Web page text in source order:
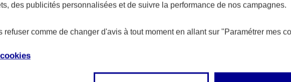
des publicités personnalisées et de suivre la performance de nos campagnes.
refuser comme de changer d'avis à tout moment en allant sur "Paramétrer mes
cookies